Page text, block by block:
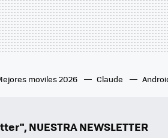
moviles 2026 Claude
NUESTRA NEWSLETTER